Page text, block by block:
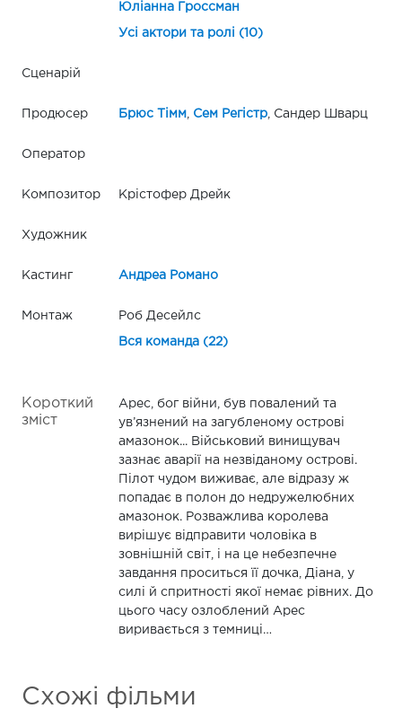
Юліанна Гроссман
Усі актори та ролі (10)
Сценарій
Продюсер Брюс Тімм, Сем Регістр, Сандер Шварц
Оператор
Композитор Крістофер Дрейк
Художник
Кастинг Андреа Романо
Монтаж Роб Десейлс
Вся команда (22)
Короткий
зміст
Арес, бог війни, був повалений та
ув’язнений на загубленому острові
амазонок... Військовий винищувач
зазнає аварії на незвіданому острові.
Пілот чудом виживає, але відразу ж
попадає в полон до недружелюбних
амазонок. Розважлива королева
вирішує відправити чоловіка в
зовнішній світ, і на це небезпечне
завдання проситься її дочка, Діана, у
силі й спритності якої немає рівних. До
цього часу озлоблений Арес
виривається з темниці…
Схожі фільми